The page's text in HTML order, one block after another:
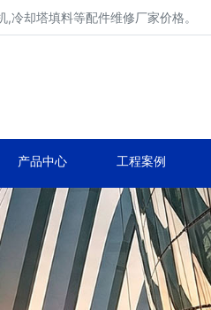
却塔填料等配件维修厂家价格。
产品中心 工程案例